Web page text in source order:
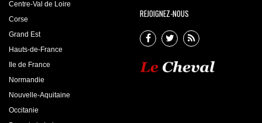
Centre-Val de Loire
Corse
Grand Est
Hauts-de-France
Ile de France
Normandie
Nouvelle-Aquitaine
Occitanie
REJOIGNEZ-NOUS